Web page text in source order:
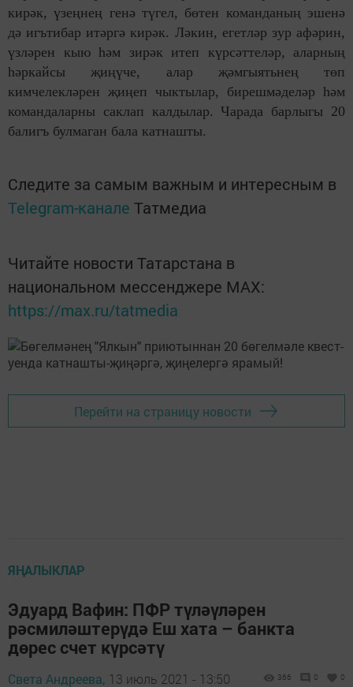
кирәк, үзеңнең генә түгел, бөтен команданың эшенә
дә игътибар итәргә кирәк. Ләкин, егетләр зур афәрин,
үзләрен кыю һәм зирәк итеп күрсәттеләр, аларның
һәркайсы җиңүче, алар җәмгыятьнең төп
кимчелекләрен җиңеп чыктылар, бирешмәделәр һәм
командаларны саклап калдылар. Чарада барлыгы 20
балигъ булмаган бала катнашты.
Следите за самым важным и интересным в
Telegram-канале Татмедиа
Читайте новости Татарстана в
национальном мессенджере MАХ:
https://max.ru/tatmedia
Перейти на страницу новости
ЯҢАЛЫКЛАР
Эдуард Вафин: ПФР түләүләрен
рәсмиләштерүдә Еш хата – банкта
дөрес счет күрсәтү
Света Андреева, 13 июль 2021 - 13:50 366 0 0